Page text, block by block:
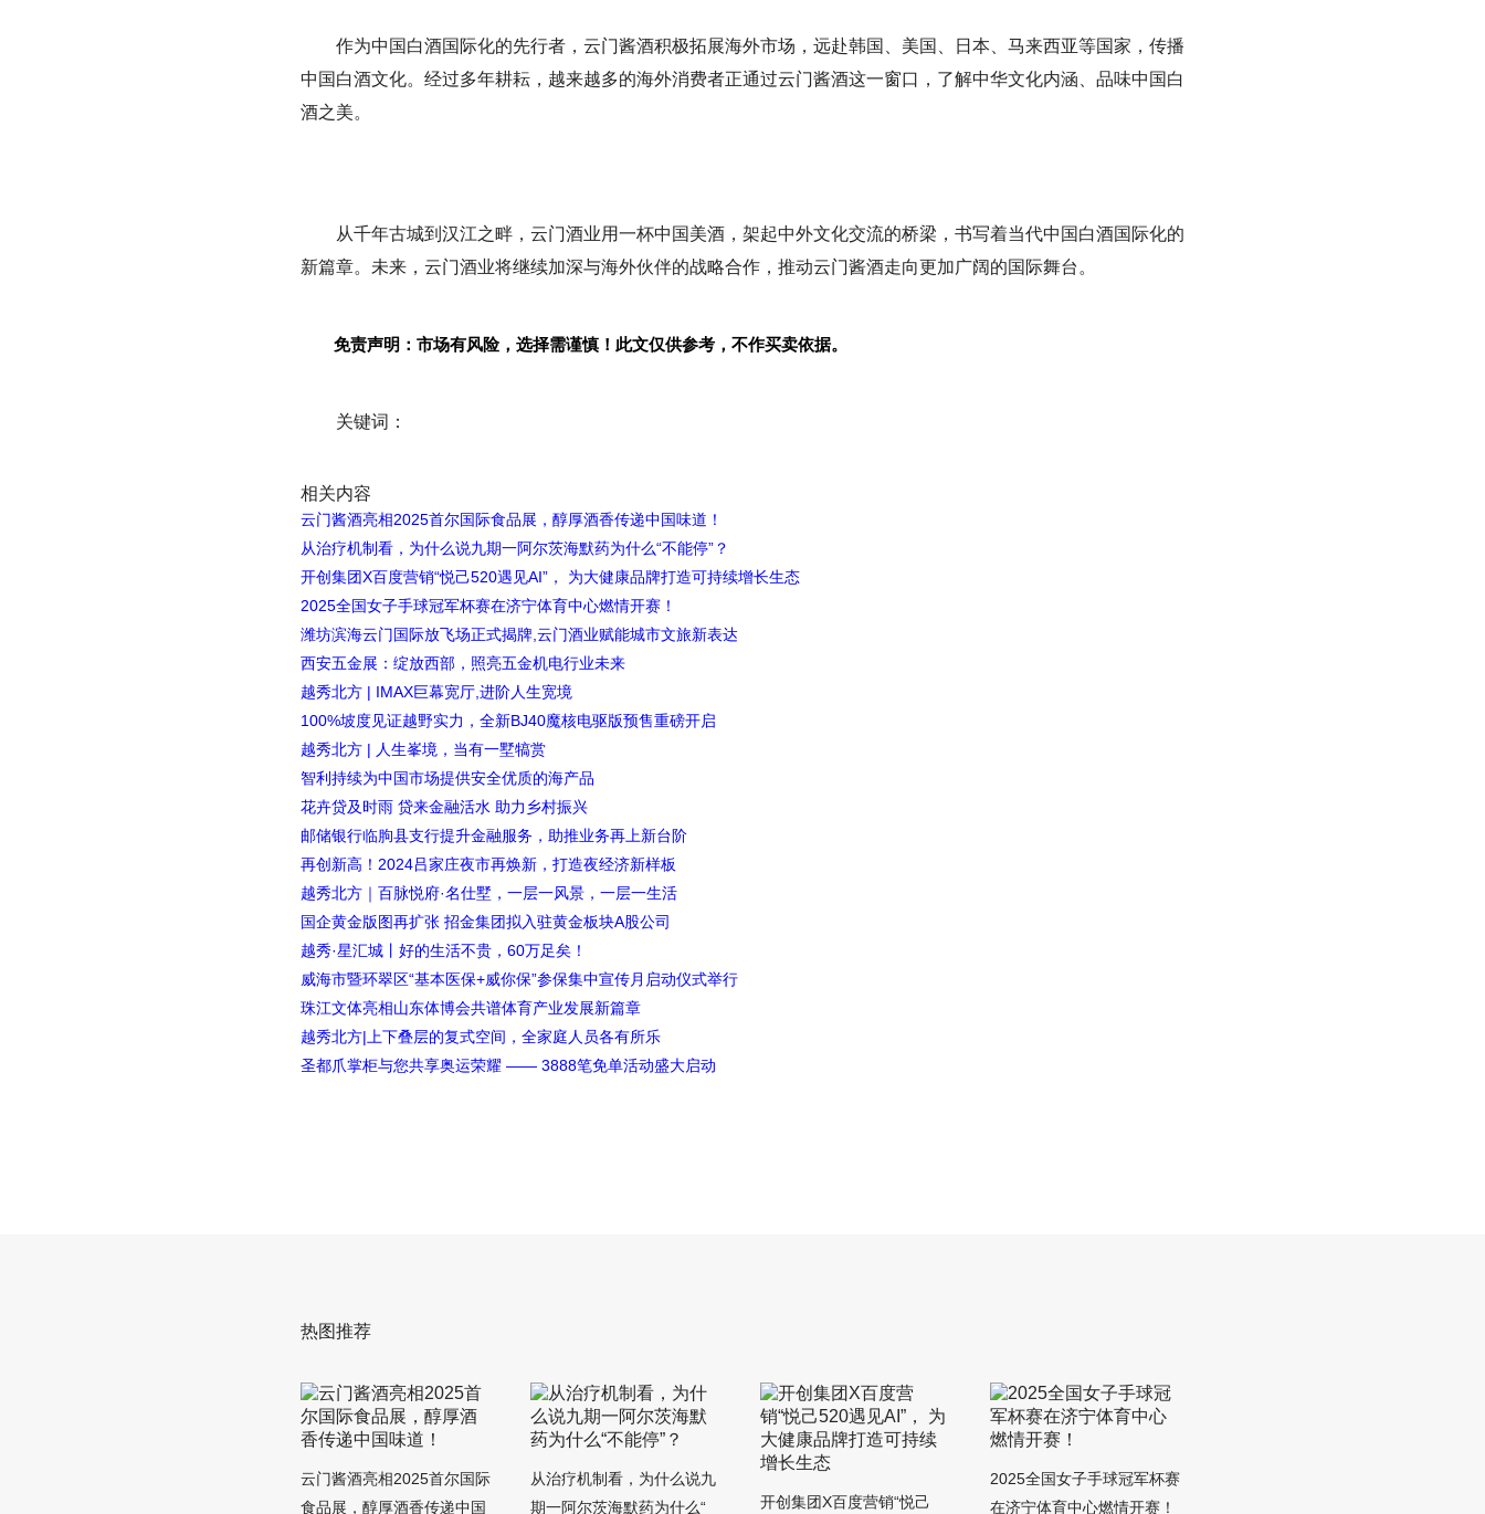
作为中国白酒国际化的先行者，云门酱酒积极拓展海外市场，远赴韩国、美国、日本、马来西亚等国家，传播
中国白酒文化。经过多年耕耘，越来越多的海外消费者正通过云门酱酒这一窗口，了解中华文化内涵、品味中国白
酒之美。
从千年古城到汉江之畔，云门酒业用一杯中国美酒，架起中外文化交流的桥梁，书写着当代中国白酒国际化的
新篇章。未来，云门酒业将继续加深与海外伙伴的战略合作，推动云门酱酒走向更加广阔的国际舞台。
免责声明：市场有风险，选择需谨慎！此文仅供参考，不作买卖依据。
关键词：
相关内容
云门酱酒亮相2025首尔国际食品展，醇厚酒香传递中国味道！
从治疗机制看，为什么说九期一阿尔茨海默药为什么“不能停”？
开创集团X百度营销“悦己520遇见AI”， 为大健康品牌打造可持续增长生态
2025全国女子手球冠军杯赛在济宁体育中心燃情开赛！
潍坊滨海云门国际放飞场正式揭牌,云门酒业赋能城市文旅新表达
西安五金展：绽放西部，照亮五金机电行业未来
越秀北方 | IMAX巨幕宽厅,进阶人生宽境
100%坡度见证越野实力，全新BJ40魔核电驱版预售重磅开启
越秀北方 | 人生峯境，当有一墅犒赏
智利持续为中国市场提供安全优质的海产品
花卉贷及时雨 贷来金融活水 助力乡村振兴
邮储银行临朐县支行提升金融服务，助推业务再上新台阶
再创新高！2024吕家庄夜市再焕新，打造夜经济新样板
越秀北方｜百脉悦府·名仕墅，一层一风景，一层一生活
国企黄金版图再扩张 招金集团拟入驻黄金板块A股公司
越秀·星汇城丨好的生活不贵，60万足矣！
威海市暨环翠区“基本医保+威你保”参保集中宣传月启动仪式举行
珠江文体亮相山东体博会共谱体育产业发展新篇章
越秀北方|上下叠层的复式空间，全家庭人员各有所乐
圣都爪掌柜与您共享奥运荣耀 —— 3888笔免单活动盛大启动
热图推荐
云门酱酒亮相2025首尔国际
食品展，醇厚酒香传递中国
从治疗机制看，为什么说九
期一阿尔茨海默药为什么“
开创集团X百度营销“悦己
2025全国女子手球冠军杯赛
在济宁体育中心燃情开赛！